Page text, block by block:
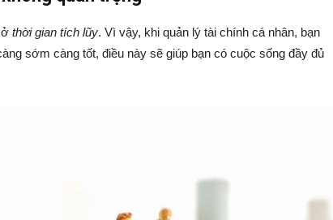
ở thời gian tích lũy. Vì vậy, khi quản lý tài chính cá nhân, bạn
sớm càng tốt, điều này sẽ giúp bạn có cuộc sống đầy đủ